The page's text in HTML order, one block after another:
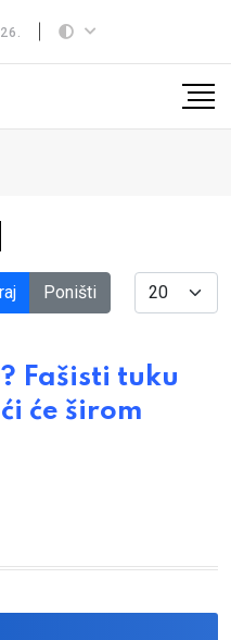
Poništi Display #
Fašisti tuku
će širom